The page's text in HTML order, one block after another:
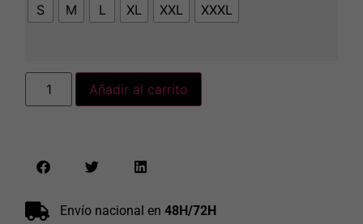
S M L XL XXL XXXL
Añadir al carrito
Envío nacional en 48H/72H